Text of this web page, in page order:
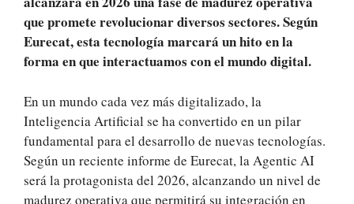
que promete revolucionar diversos sectores. Según
Eurecat, esta tecnología marcará un hito en la
forma en que interactuamos con el mundo digital.
En un mundo cada vez más digitalizado, la
Inteligencia Artificial se ha convertido en un pilar
fundamental para el desarrollo de nuevas tecnologías.
Según un reciente informe de Eurecat, la Agentic AI
será la protagonista del 2026, alcanzando un nivel de
madurez operativa que permitirá su integración en